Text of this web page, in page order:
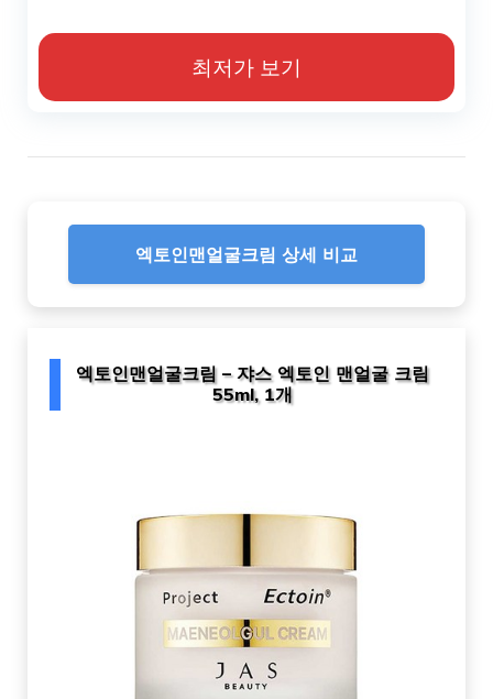
최저가 보기
엑토인맨얼굴크림 상세 비교
엑토인맨얼굴크림 – 쟈스 엑토인 맨얼굴 크림
55ml, 1개